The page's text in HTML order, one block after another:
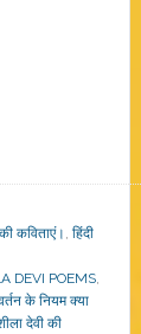
कविताएं। , हिंदी
DEVI POEMS,
के नियम क्या
देवी की